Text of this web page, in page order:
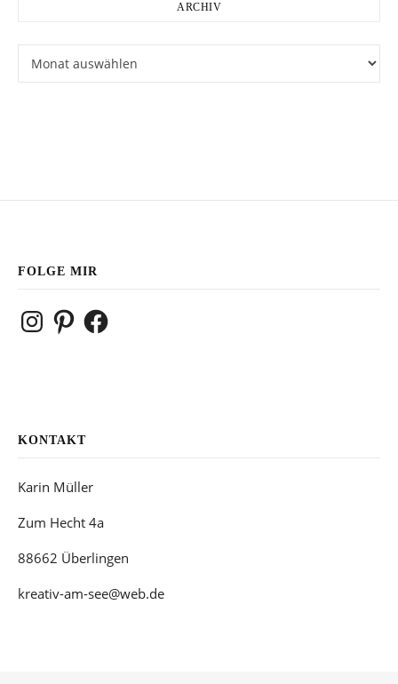
ARCHIV
FOLGE MIR
InstagramPinterestFacebook
KONTAKT
Karin Müller
Zum Hecht 4a
88662 Überlingen
kreativ-am-see@web.de